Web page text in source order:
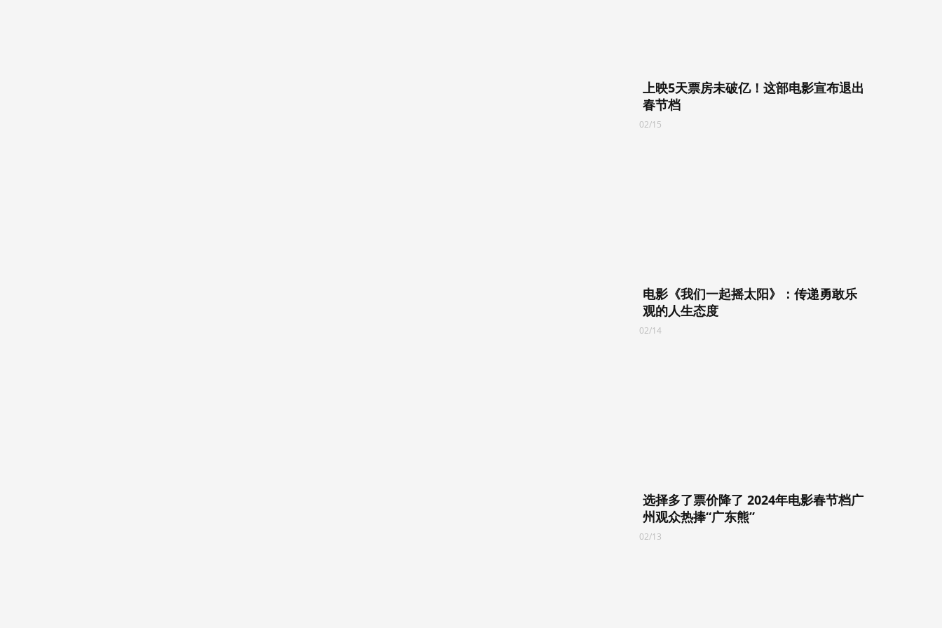
上映5天票房未破亿！这部电影宣布退出
春节档
02/15
电影《我们一起摇太阳》：传递勇敢乐
观的人生态度
02/14
选择多了票价降了 2024年电影春节档广
州观众热捧“广东熊”
02/13